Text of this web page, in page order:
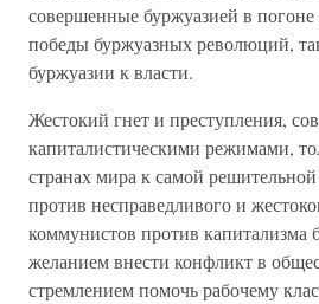
совершенные буржуазией в
победы буржуазных революций,
буржуазии к власти.
Жестокий гнет и преступления,
капиталистическими режимами,
странах мира к самой решительной
против несправедливого и
коммунистов против капитализма
желанием внести конфликт в
стремлением помочь рабочему